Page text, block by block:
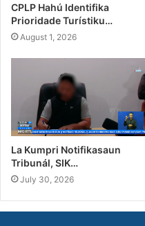
CPLP Hahú Identifika
Prioridade Turístiku…
August 1, 2026
La Kumpri Notifikasaun
Tribunál, SIK…
July 30, 2026